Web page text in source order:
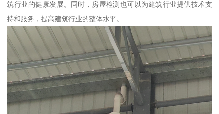
筑行业的健康发展。同时，房屋检测也可以为建筑行业提供技术支
持和服务，提高建筑行业的整体水平。